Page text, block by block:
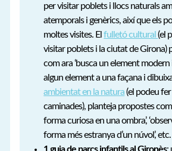
per visitar poblets i llocs naturals
atemporals i genèrics, així que els
moltes visites. Elfulletó cultural(el
visitar poblets i la ciutat de Girona)
com ara ‘busca un element modern i
algun element a una façana i
ambientat en la natura(el podeu
caminades), planteja propostes com
forma curiosa en una ombra’,
forma més estranya d’un núvol’, etc.